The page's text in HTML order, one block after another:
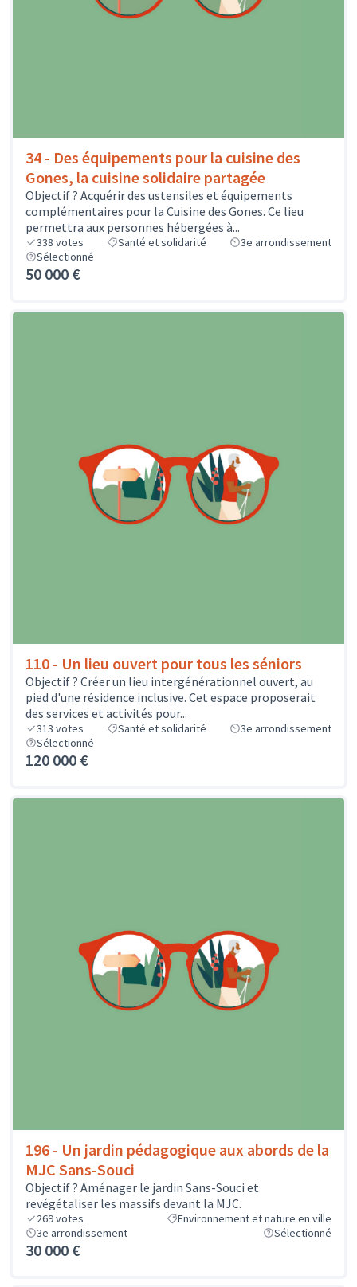
34 - Des équipements pour la cuisine des
Gones, la cuisine solidaire partagée
Objectif ? Acquérir des ustensiles et équipements
complémentaires pour la Cuisine des Gones. Ce lieu
permettra aux personnes hébergées à...
338 votes Santé et solidarité
3e arrondissement
Sélectionné
50 000 €
110 - Un lieu ouvert pour tous les séniors
Objectif ? Créer un lieu intergénérationnel ouvert, au
pied d'une résidence inclusive. Cet espace proposerait
des services et activités pour...
313 votes Santé et solidarité
3e arrondissement
Sélectionné
120 000 €
196 - Un jardin pédagogique aux abords de la
MJC Sans-Souci
Objectif ? Aménager le jardin Sans-Souci et
revégétaliser les massifs devant la MJC.
269votes
Environnement et nature en ville
3e arrondissement
Sélectionné
30 000 €